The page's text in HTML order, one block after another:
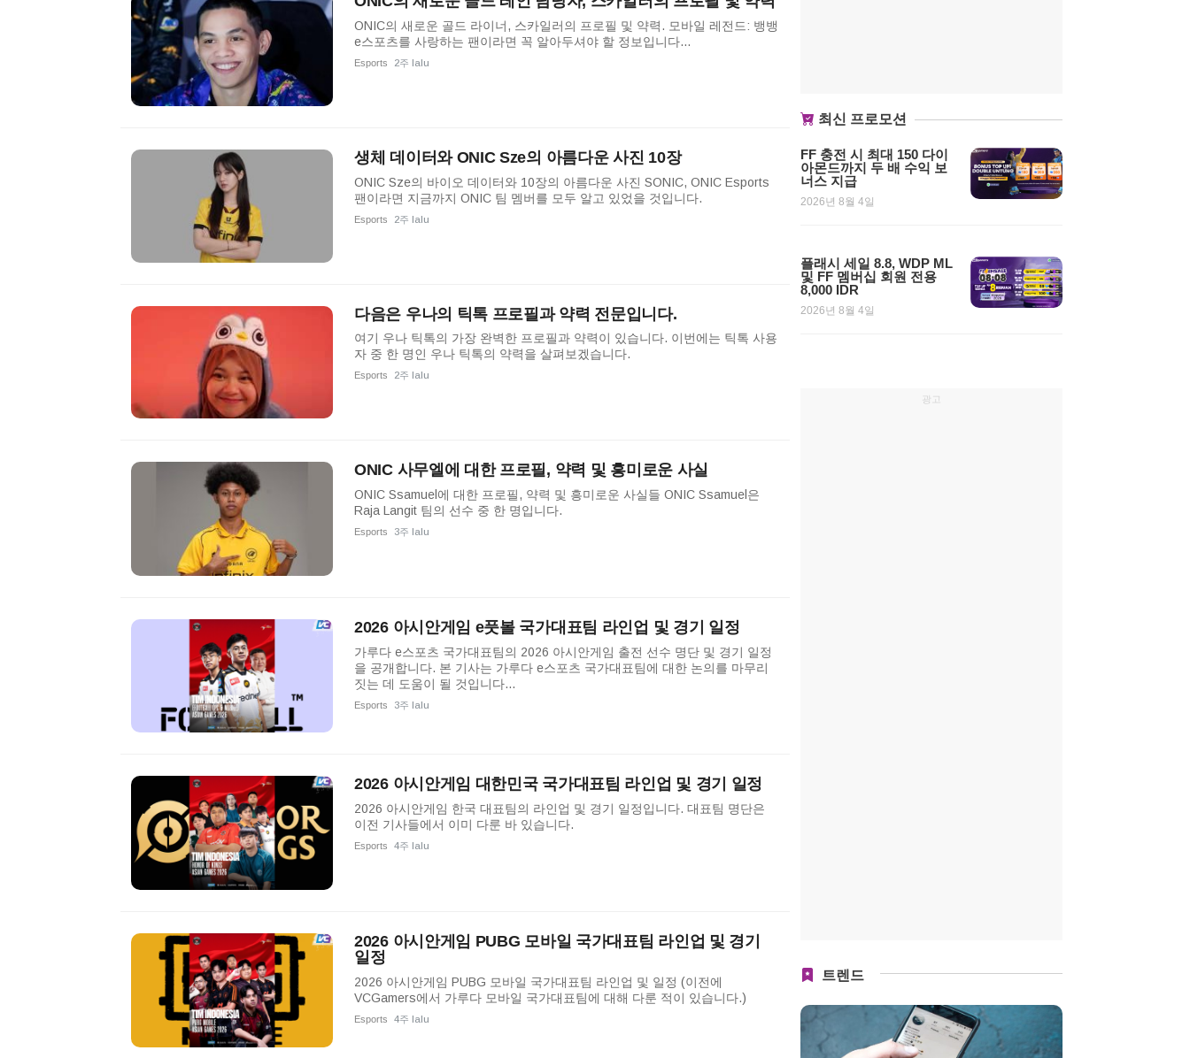
ONIC의 새로운 골드 라이너, 스카일러의 프로필 및 약력. 모바일 레전드: 뱅뱅
e스포츠를 사랑하는 팬이라면 꼭 알아두셔야 할 정보입니다...
Esports 2주 lalu
생체 데이터와 ONIC Sze의 아름다운 사진 10장
ONIC Sze의 바이오 데이터와 10장의 아름다운 사진 SONIC, ONIC Esports
팬이라면 지금까지 ONIC 팀 멤버를 모두 알고 있었을 것입니다.
Esports 2주 lalu
다음은 우나의 틱톡 프로필과 약력 전문입니다.
여기 우나 틱톡의 가장 완벽한 프로필과 약력이 있습니다. 이번에는 틱톡 사용
자 중 한 명인 우나 틱톡의 약력을 살펴보겠습니다.
Esports 2주 lalu
ONIC 사무엘에 대한 프로필, 약력 및 흥미로운 사실
ONIC Ssamuel에 대한 프로필, 약력 및 흥미로운 사실들 ONIC Ssamuel은
Raja Langit 팀의 선수 중 한 명입니다.
Esports 3주 lalu
2026 아시안게임 e풋볼 국가대표팀 라인업 및 경기 일정
가루다 e스포츠 국가대표팀의 2026 아시안게임 출전 선수 명단 및 경기 일정
을 공개합니다. 본 기사는 가루다 e스포츠 국가대표팀에 대한 논의를 마무리
짓는 데 도움이 될 것입니다...
Esports 3주 lalu
2026 아시안게임 대한민국 국가대표팀 라인업 및 경기 일정
2026 아시안게임 한국 대표팀의 라인업 및 경기 일정입니다. 대표팀 명단은
이전 기사들에서 이미 다룬 바 있습니다.
Esports 4주 lalu
2026 아시안게임 PUBG 모바일 국가대표팀 라인업 및 경기
일정
2026 아시안게임 PUBG 모바일 국가대표팀 라인업 및 일정 (이전에
VCGamers에서 가루다 모바일 국가대표팀에 대해 다룬 적이 있습니다.)
Esports 4주 lalu
최신 프로모션
FF 충전 시 최대 150 다이
아몬드까지 두 배 수익 보
너스 지급
2026년 8월 4일
플래시 세일 8.8, WDP ML
및 FF 멤버십 회원 전용
8,000 IDR
2026년 8월 4일
광고
트렌드